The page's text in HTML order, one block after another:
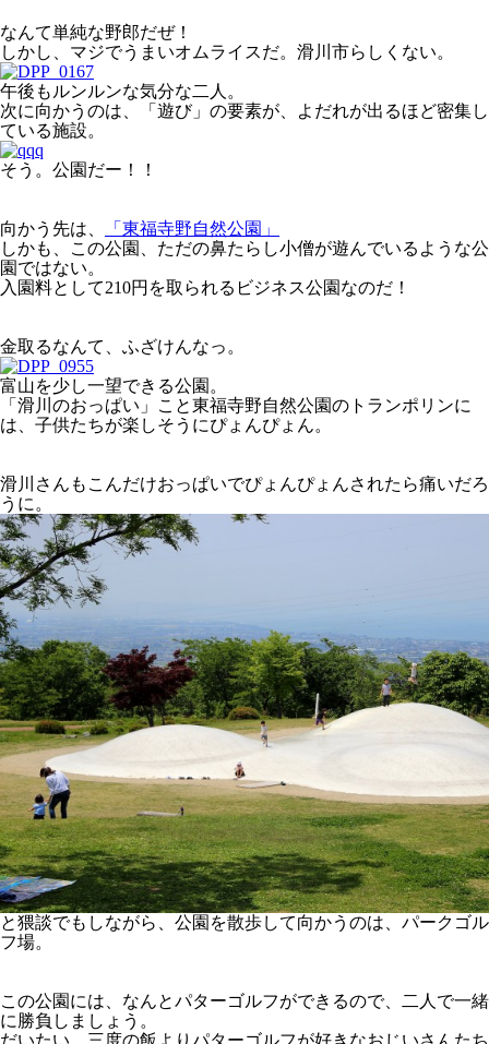
なんて単純な野郎だぜ！
しかし、マジでうまいオムライスだ。滑川市らしくない。
午後もルンルンな気分な二人。
次に向かうのは、「遊び」の要素が、よだれが出るほど密集し
ている施設。
そう。公園だー！！
向かう先は、
「東福寺野自然公園」
しかも、この公園、ただの鼻たらし小僧が遊んでいるような公
園ではない。
入園料として210円を取られるビジネス公園なのだ！
金取るなんて、ふざけんなっ。
富山を少し一望できる公園。
「滑川のおっぱい」こと東福寺野自然公園のトランポリンに
は、子供たちが楽しそうにぴょんぴょん。
滑川さんもこんだけおっぱいでぴょんぴょんされたら痛いだろ
うに。
と猥談でもしながら、公園を散歩して向かうのは、パークゴル
フ場。
この公園には、なんとパターゴルフができるので、二人で一緒
に勝負しましょう。
だいたい、三度の飯よりパターゴルフが好きなおじいさんたち